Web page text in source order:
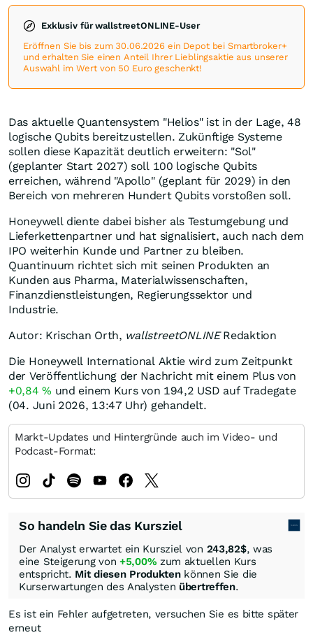
Exklusiv für wallstreetONLINE-User
Eröffnen Sie bis zum 30.06.2026 ein Depot bei Smartbroker+
und erhalten Sie einen Anteil Ihrer Lieblingsaktie aus unserer
Auswahl im Wert von 50 Euro geschenkt!
Das aktuelle Quantensystem "Helios" ist in der Lage, 48
logische Qubits bereitzustellen. Zukünftige Systeme
sollen diese Kapazität deutlich erweitern: "Sol"
(geplanter Start 2027) soll 100 logische Qubits
erreichen, während "Apollo" (geplant für 2029) in den
Bereich von mehreren Hundert Qubits vorstoßen soll.
Honeywell diente dabei bisher als Testumgebung und
Lieferkettenpartner und hat signalisiert, auch nach dem
IPO weiterhin Kunde und Partner zu bleiben.
Quantinuum richtet sich mit seinen Produkten an
Kunden aus Pharma, Materialwissenschaften,
Finanzdienstleistungen, Regierungssektor und
Industrie.
Autor: Krischan Orth, wallstreetONLINERedaktion
Die Honeywell International Aktie wird zum Zeitpunkt
der Veröffentlichung der Nachricht mit einem Plus von
+0,84% und einem Kurs von 194,2 USD auf Tradegate
(04. Juni 2026, 13:47 Uhr) gehandelt.
Markt-Updates und Hintergründe auch im Video- und
Podcast-Format:
So handeln Sie das Kursziel
Der Analyst erwartet ein Kursziel von 243,82$, was
eine Steigerung von +5,00% zum aktuellen Kurs
entspricht. Mit diesen Produktenkönnen Sie die
Kurserwartungen des Analysten übertreffen.
Es ist ein Fehler aufgetreten, versuchen Sie es bitte später
erneut